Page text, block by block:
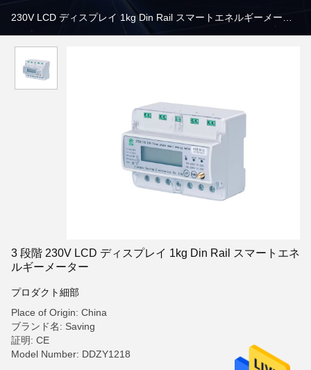
230V LCD ディスプレイ 1kg Din Rail スマートエネルギーメータ
3 段階 230V LCD ディスプレイ 1kg Din Rail スマートエネ
ルギーメーター
プロダクト細部
Place of Origin: China
ブランド名: Saving
証明: CE
Model Number: DDZY1218